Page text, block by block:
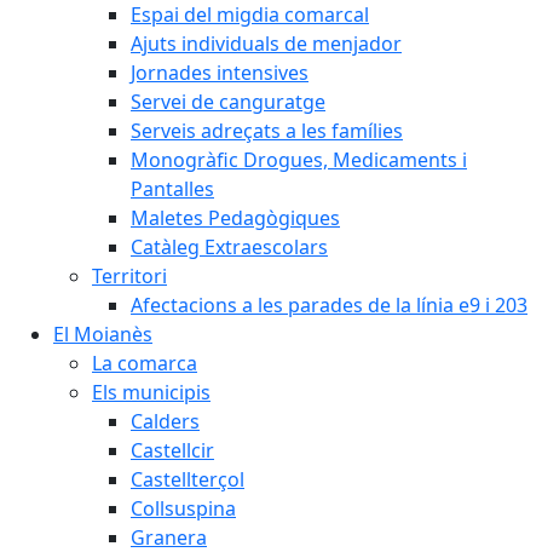
Espai del migdia comarcal
Ajuts individuals de menjador
Jornades intensives
Servei de canguratge
Serveis adreçats a les famílies
Monogràfic Drogues, Medicaments i
Pantalles
Maletes Pedagògiques
Catàleg Extraescolars
Territori
Afectacions a les parades de la línia e9 i 203
El Moianès
La comarca
Els municipis
Calders
Castellcir
Castellterçol
Collsuspina
Granera